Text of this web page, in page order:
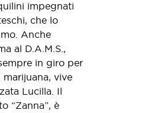
impegnati
che lo
Anche
al D.A.M.S.,
in giro per
vive
Lucilla. Il
“Zanna”, è